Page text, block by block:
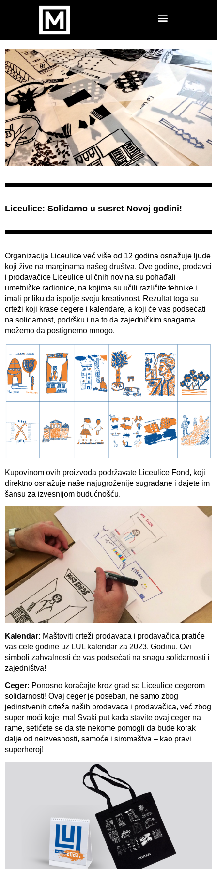
Liceulice: Solidarno u susret Novoj godini!
Organizacija Liceulice već više od 12 godina osnažuje ljude
koji žive na marginama našeg društva. Ove godine, prodavci
i prodavačice Liceulice uličnih novina su pohađali
umetničke radionice, na kojima su učili različite tehnike i
imali priliku da ispolje svoju kreativnost. Rezultat toga su
crteži koji krase cegere i kalendare, a koji će vas podsećati
na solidarnost, podršku i na to da zajedničkim snagama
možemo da postignemo mnogo.
Kupovinom ovih proizvoda podržavate Liceulice Fond, koji
direktno osnažuje naše najugroženije sugrađane i dajete im
šansu za izvesnijom budućnošću.
Kalendar: Maštoviti crteži prodavaca i prodavačica pratiće
vas cele godine uz LUL kalendar za 2023. Godinu. Ovi
simboli zahvalnosti će vas podsećati na snagu solidarnosti i
zajedništva!
Ceger: Ponosno koračajte kroz grad sa Liceulice cegerom
solidarnosti! Ovaj ceger je poseban, ne samo zbog
jedinstvenih crteža naših prodavaca i prodavačica, već zbog
super moći koje ima! Svaki put kada stavite ovaj ceger na
rame, setićete se da ste nekome pomogli da bude korak
dalje od neizvesnosti, samoće i siromaštva – kao pravi
superheroj!